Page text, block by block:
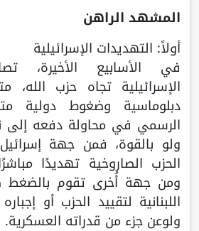
المشهد الراهن
أولاً: التهديدات الإسرائيلية
في الأسابيع الأخيرة،
الإسرائيلية تجاه حزب الله،
دبلوماسية وضغوط دولية
الرسمي في محاولة دفعه إلى
ولو بالقوة، فمن جهة
الحزب الصاروخية تهديدًا
ومن جهة أُخرى تقوم بالضغط
اللبنانية لتقييد الحزب أو
ولوعن جزء من قدراته العسكرية.